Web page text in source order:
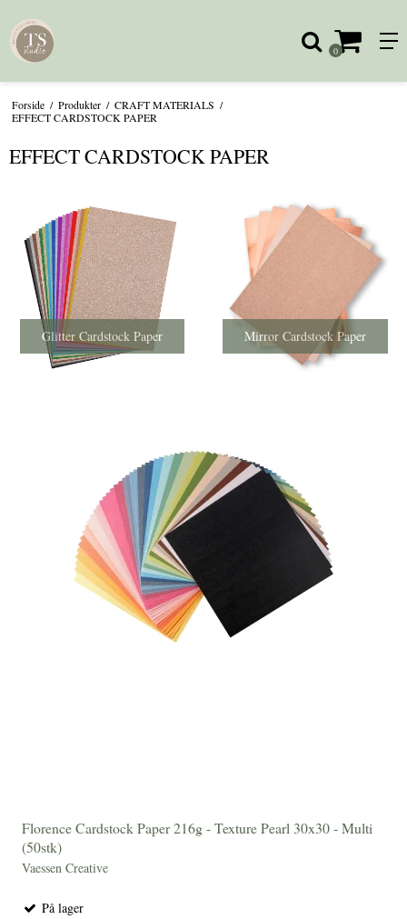
0
Forside / Produkter / CRAFT MATERIALS /
EFFECT CARDSTOCK PAPER
EFFECT CARDSTOCK PAPER
Glitter Cardstock Paper Mirror Cardstock Paper
Florence Cardstock Paper 216g - Texture Pearl 30x30 - Multi
(50stk)
Vaessen Creative
På lager